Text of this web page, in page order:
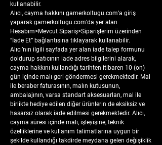
kullanabilir.
Alıcı, cayma hakkını gamerkoltugu.com’a giriş
yaparak gamerkoltugu.com’da yer alan
Hesabım>Mevcut Sipariş>Siparişlerim üzerinden
“İade Et” bağlantısına tıklayarak kullanabilir.
Alıcı’nın ilgili sayfada yer alan iade talep formunu
doldurup satıcının iade adres bilgilerini alarak,
cayma hakkını kullandığı tarihten itibaren 10 (on)
gün içinde malı geri göndermesi gerekmektedir. Mal
ile beraber faturasının, malın kutusunun,
ambalajının, varsa standart aksesuarları, mal ile
birlikte hediye edilen diğer ürünlerin de eksiksiz ve
hasarsız olarak iade edilmesi gerekmektedir. Alıcı,
cayma süresi içinde malı, işleyişine, teknik
özelliklerine ve kullanım talimatlarına uygun bir
şekilde kullandığı takdirde meydana gelen değişiklik